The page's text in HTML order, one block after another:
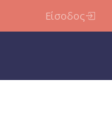
Είσοδος